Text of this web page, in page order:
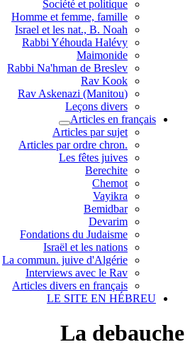
Société et politique
Homme et femme, famille
Israel et les nat., B. Noah
Rabbi Yéhouda Halévy
Maimonide
Rabbi Na'hman de Breslev
Rav Kook
(Rav Askenazi (Manitou
Leçons divers
Articles en français
Articles par sujet
.Articles par ordre chron
Les fêtes juives
Berechite
Chemot
Vayikra
Bemidbar
Devarim
Fondations du Judaisme
Israël et les nations
La commun. juive d'Algérie
Interviews avec le Rav
Articles divers en français
LE SITE EN HÉBREU
La debauche